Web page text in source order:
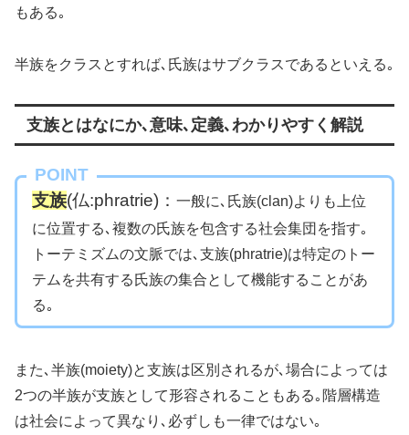
もある｡
半族をクラスとすれば､氏族はサブクラスであるといえる｡
支族とはなにか､意味､定義､わかりやすく解説
POINT
支族(仏:phratrie)： 一般に､氏族(clan)よりも上位
に位置する､複数の氏族を包含する社会集団を指す｡
トーテミズムの文脈では､支族(phratrie)は特定のトー
テムを共有する氏族の集合として機能することがあ
る｡
また､半族(moiety)と支族は区別されるが､場合によっては
2つの半族が支族として形容されることもある｡階層構造
は社会によって異なり､必ずしも一律ではない｡